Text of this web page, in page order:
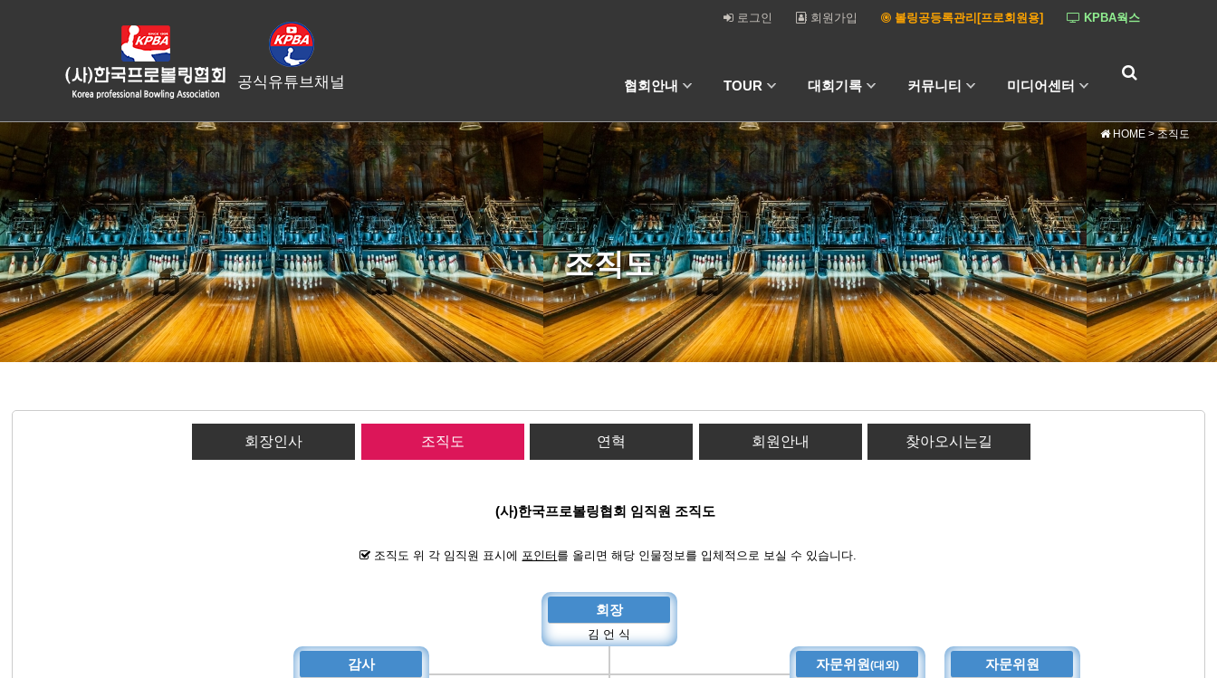
KPBA웍스
볼링공등록관리[프로회원용]
회원가입
로그인
공식유튜브채널 협회안내 TOUR 대회기록 커뮤니티 미디어센터
HOME > 조직도
조직도
회장인사 조직도 연혁 회원안내 찾아오시는길
(사)한국프로볼링협회 임직원 조직도
조직도 위 각 임직원 표시에 포인터 를 올리면 해당 인물정보를 입체적으로 보실 수 있습니다.
회장
김 언 식
감사 자문위원(대외) 자문위원